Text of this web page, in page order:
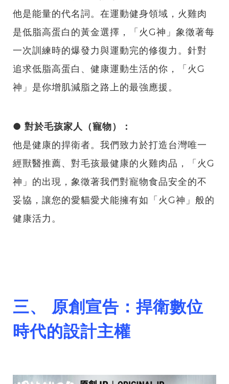
他是能量的代名詞。在運動健身領域，火雞肉
是低脂高蛋白的黃金選擇，「火G神」象徵著每
一次訓練時的爆發力與運動完的修復力。針對
追求低脂高蛋白、健康運動生活的你，「火G
神」是你增肌減脂之路上的最強應援。
● 對於毛孩家人（寵物）：
他是健康的捍衛者。我們致力於打造台灣唯一
經獸醫推薦、對毛孩最健康的火雞肉品，「火G
神」的出現，象徵著我們對寵物食品安全的不
妥協，讓您的愛貓愛犬能擁有如「火G神」般的
健康活力。
三、 原創宣告：捍衛數位
時代的設計主權